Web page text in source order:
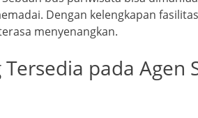
Dengan kelengkapan
menyenangkan.
Tersedia pada Agen